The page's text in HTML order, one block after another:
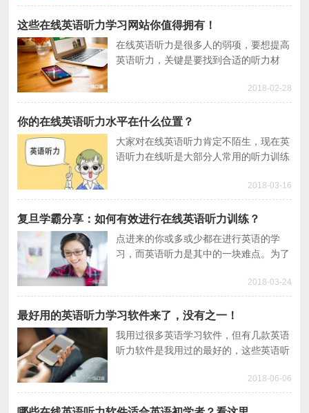
高中生听力软件。
这些在线英语听力学习网站你值得拥有！
在线英语听力是很多人的弱项，要想提高
英语听力，关键是要找到合适的听力材
给大家推荐几个实用的在线英语听力学习
网站。
2018-02-28
你的在线英语听力水平在什么位置？
大家对在线英语听力肯定不陌生，现在英
语听力在线听是大部分人常用的听力训练
坚持了一年。但大家可能在训练在线英语
听力时还存在一定误区。
2018-03-16
复旦学霸分享：如何有效进行在线英语听力训练？
点进来的你或多或少都在进行英语的学
习，而英语听力是其中的一块难点。为了
学霸的学习方法，主要针对如何进行在线
英语听力训练。
2018-03-24
最好用的英语听力学习软件来了，没有之一！
我用过很多英语学习软件，但有几款英语
听力软件是我用过的最好的，这些英语听
天都坚持练习听力。话不多说，来看看我
的推荐。
2018-06-06